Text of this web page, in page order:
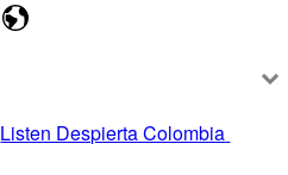
Listen Despierta Colombia